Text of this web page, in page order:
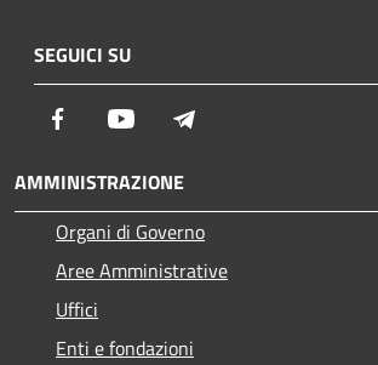
SEGUICI SU
Facebook Youtube
AMMINISTRAZIONE
Organi di Governo
Aree Amministrative
Uffici
Enti e fondazioni